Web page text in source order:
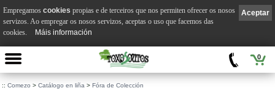
0
:: Comezo > Catálogo en liña > Fóra de Colección
Aceptar
Empregamos cookies propias e de terceiros que nos permiten ofrecer os nosos
servizos. Ao empregar os nosos servizos, aceptas o uso que facemos das
cookies.
Máis información